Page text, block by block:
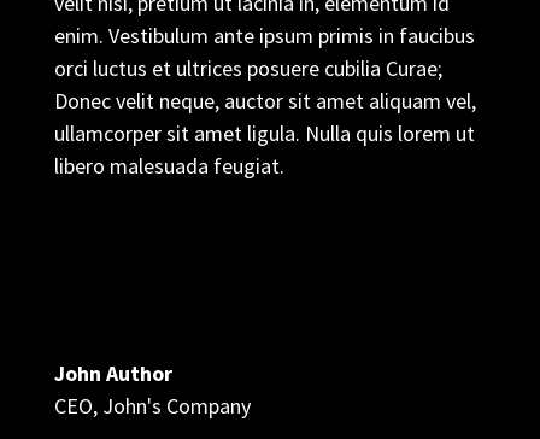
enim. Vestibulum ante ipsum primis in faucibus
orci luctus et ultrices posuere cubilia Curae;
Donec velit neque, auctor sit amet aliquam vel,
ullamcorper sit amet ligula. Nulla quis lorem ut
libero malesuada feugiat.
John Author
CEO, John's Company